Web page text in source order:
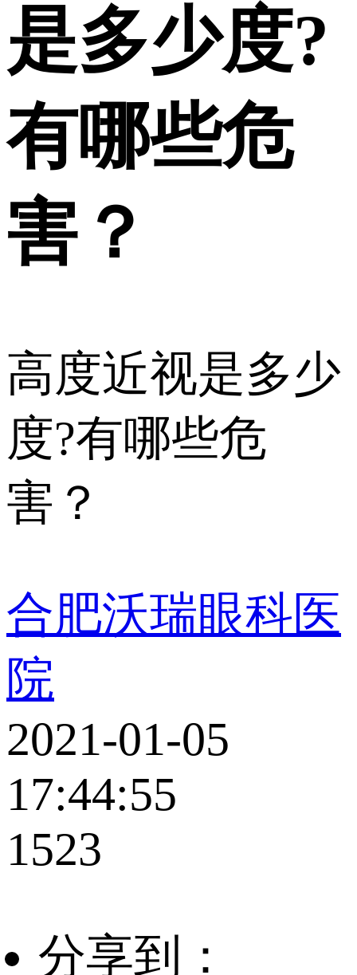
是多少度?
有哪些危
害？
高度近视是多少
度?有哪些危
害？
合肥沃瑞眼科医
院
2021-01-05
17:44:55
1523
分享到：